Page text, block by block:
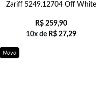
Zariff 5249.12704 Off White
R$259,90
10x de R$27,29
Novo